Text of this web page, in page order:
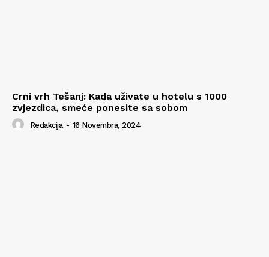
Crni vrh Tešanj: Kada uživate u hotelu s 1000
zvjezdica, smeće ponesite sa sobom
Redakcija - 16 Novembra, 2024